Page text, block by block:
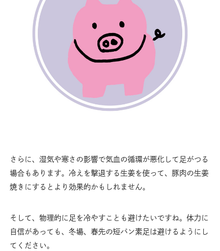
さらに、湿気や寒さの影響で気血の循環が悪化して足がつる
場合もあります。冷えを撃退する生姜を使って、豚肉の生姜
焼きにするとより効果的かもしれません。
そして、物理的に足を冷やすことも避けたいですね。体力に
自信があっても、冬場、春先の短パン素足は避けるようにし
てください。